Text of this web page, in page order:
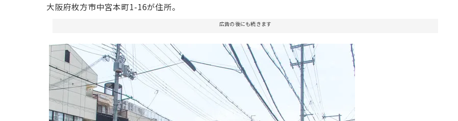
大阪府枚方市中宮本町1-16が住所。
広告の後にも続きます